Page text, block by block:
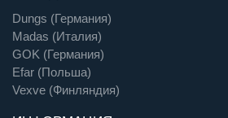
Dungs (Германия)
Madas (Италия)
GOK (Германия)
Efar (Польша)
Vexve (Финляндия)